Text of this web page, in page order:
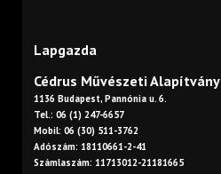
Lapgazda
Cédrus Művészeti Alapítvány
1136 Budapest, Pannónia u. 6.
Tel.: 06 (1) 247-6657
Mobil: 06 (30) 511-3762
Adószám: 18110661-2-41
Számlaszám: 11713012-21181665